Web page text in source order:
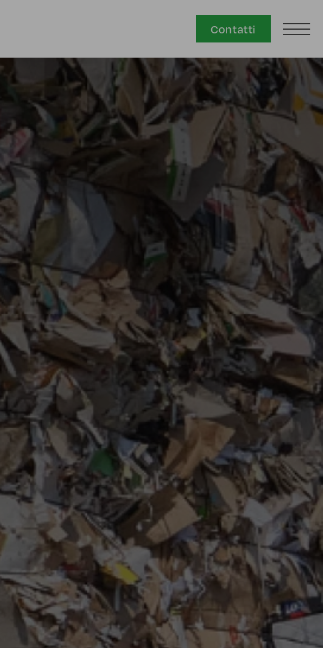
Contatti